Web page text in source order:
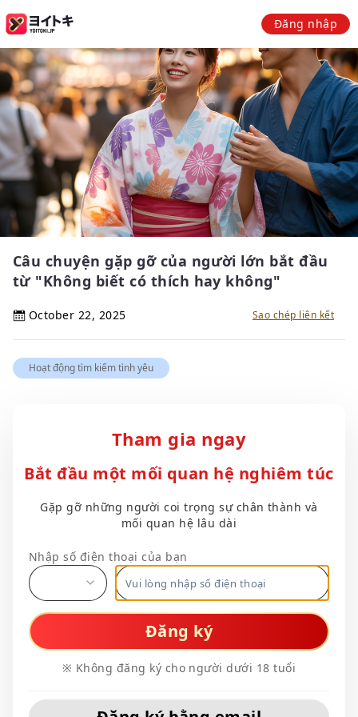
Đăng nhập
Câu chuyện gặp gỡ của người lớn bắt đầu
từ "Không biết có thích hay không"
October 22, 2025 Sao chép liên kết
Hoạt động tìm kiếm tình yêu
Tham gia ngay
Bắt đầu một mối quan hệ nghiêm túc
Gặp gỡ những người coi trọng sự chân thành và
mối quan hệ lâu dài
Nhập số điện thoại của bạn
Đăng ký
※ Không đăng ký cho người dưới 18 tuổi